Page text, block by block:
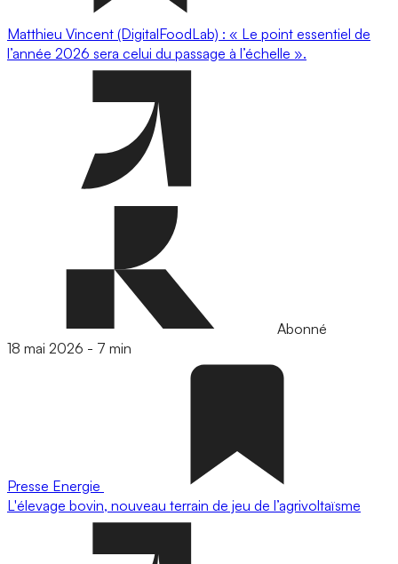
Matthieu Vincent (DigitalFoodLab) : « Le point essentiel de
l’année 2026 sera celui du passage à l’échelle ».
Abonné
18 mai 2026 - 7 min
Presse Energie
L'élevage bovin, nouveau terrain de jeu de l’agrivoltaïsme